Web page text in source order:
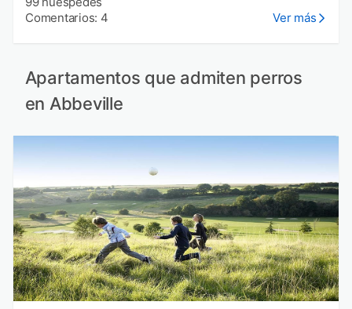
Comentarios: 4
Ver más
Apartamentos que admiten perros
en Abbeville